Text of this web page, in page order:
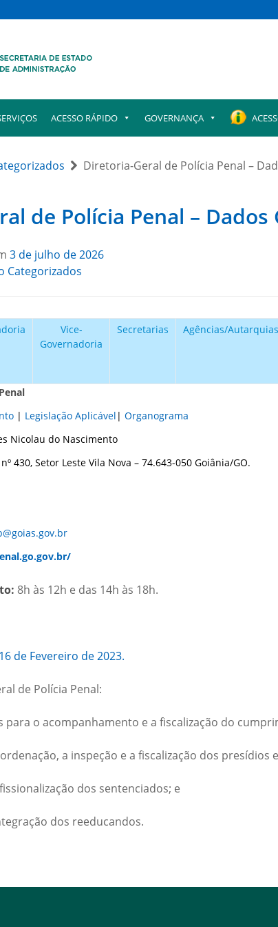
ACESSO RÁPIDO GOVERNANÇA
Diretoria-Geral de Polícia Penal –
de Polícia Penal – Dados
3 de julho de 2026
Categorizados
Vice-
Governadoria
Secretarias Agências/Autarquias
| Legislação Aplicável | Organograma
Nicolau do Nascimento
430, Setor Leste Vila Nova – 74.643-050 Goiânia/GO.
8h às 12h e das 14h às 18h.
de Fevereiro de 2023.
de Polícia Penal:
para o acompanhamento e a fiscalização do
a inspeção e a fiscalização dos presídios
dos sentenciados; e
dos reeducandos.